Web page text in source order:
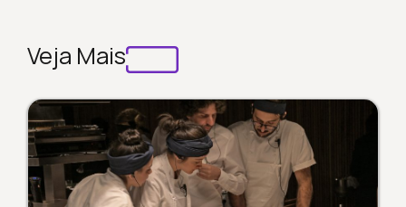
Veja Mais